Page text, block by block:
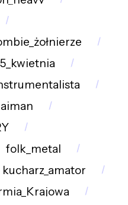
5_kwietnia
folk_metal
kucharz_amator